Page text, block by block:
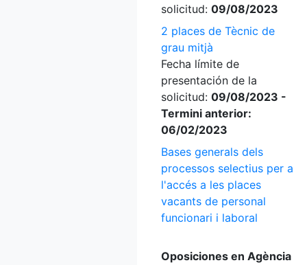
solicitud: 09/08/2023
2 places de Tècnic de
grau mitjà
Fecha límite de
presentación de la
solicitud: 09/08/2023 -
Termini anterior:
06/02/2023
Bases generals dels
processos selectius per a
l'accés a les places
vacants de personal
funcionari i laboral
Oposiciones en Agència